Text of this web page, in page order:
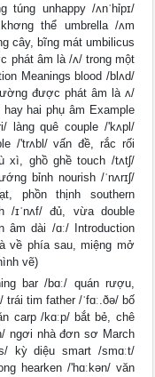
túng unhappy /ʌnˈhỉpɪ/
thể umbrella /ʌm
cây, bĩng mát umbilicus
phát âm là /ʌ/ trong một
Meanings blood /blʌd/
được phát âm là ʌ/
hai phụ âm Example
làng quê couple /'kʌpl/
/'trʌbl/ vấn đề, rắc rối
xì, ghồ ghề touch /tʌtʃ/
bỉnh nourish /ˈnʌrɪʃ/
phồn thịnh southern
/ɪˈnʌf/ đủ, vừa double
âm dài /ɑː/ Introduction
về phía sau, miệng mở
vẽ)
bar /bɑː/ quán rượu,
trái tim father /ˈfɑː.ðə/ bố
carp /kɑːp/ bắt bẻ, chê
ngơi nhà đơn sơ March
kỳ diệu smart /smɑːt/
hearken /'hɑːkən/ văn